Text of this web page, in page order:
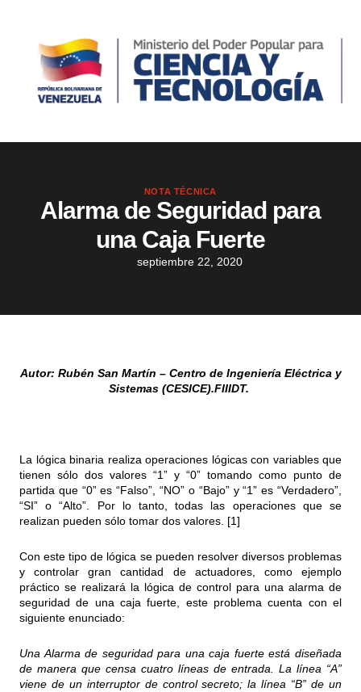
NOTA TÉCNICA
Alarma de Seguridad para
una Caja Fuerte
septiembre 22, 2020
Autor: Rubén San Martín – Centro de Ingeniería Eléctrica y
Sistemas (CESICE).FIIIDT.
La lógica binaria realiza operaciones lógicas con variables que
tienen sólo dos valores “1” y “0” tomando como punto de
partida que “0” es “Falso”, “NO” o “Bajo” y “1” es “Verdadero”,
“SI” o “Alto”. Por lo tanto, todas las operaciones que se
realizan pueden sólo tomar dos valores. [1]
Con este tipo de lógica se pueden resolver diversos problemas
y controlar gran cantidad de actuadores, como ejemplo
práctico se realizará la lógica de control para una alarma de
seguridad de una caja fuerte, este problema cuenta con el
siguiente enunciado:
Una Alarma de seguridad para una caja fuerte está diseñada
de manera que censa cuatro líneas de entrada. La línea “A”
viene de un interruptor de control secreto; la línea “B” de un